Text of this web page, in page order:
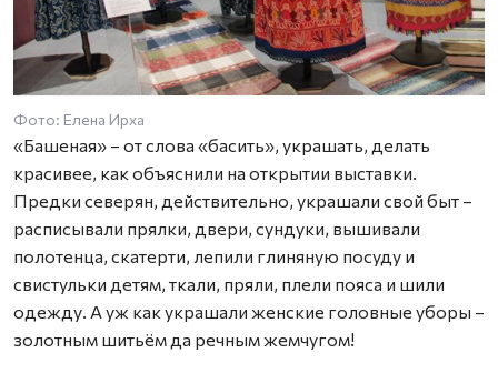
Фото: Елена Ирха
«Башеная» – от слова «басить», украшать, делать
красивее, как объяснили на открытии выставки.
Предки северян, действительно, украшали свой быт –
расписывали прялки, двери, сундуки, вышивали
полотенца, скатерти, лепили глиняную посуду и
свистульки детям, ткали, пряли, плели пояса и шили
одежду. А уж как украшали женские головные уборы –
золотным шитьём да речным жемчугом!